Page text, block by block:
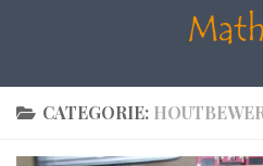
Doorgaan naar inhoud
CATEGORIE: